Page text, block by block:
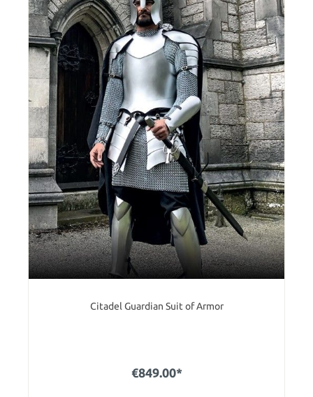
Citadel Guardian Suit of Armor
€849.00*